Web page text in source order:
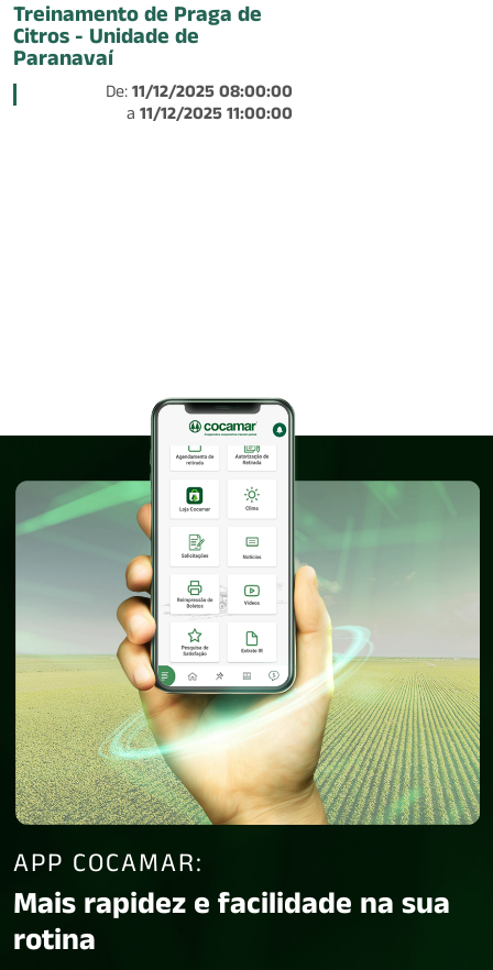
Treinamento de Praga de
Citros - Unidade de
Paranavaí
De:11/12/2025 08:00:00
a11/12/2025 11:00:00
APP COCAMAR:
Mais rapidez e facilidade na sua
rotina